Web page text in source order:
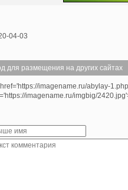
04-03
для размещения на других сайтах
imagename.ru/abylay-
imagename.ru/imgbig/